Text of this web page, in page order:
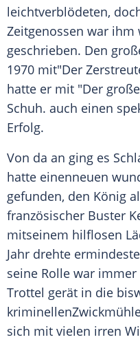
leichtverblödeten,
Zeitgenossen war ihm
geschrieben. Den
1970 mit"Der
hatte er mit "Der
Schuh. auch einen
Erfolg.
Von da an ging es
hatte einenneuen
gefunden, den König
französischer Buster
mitseinem hilflosen
Jahr drehte
seine Rolle war
Trottel gerät in die
sich mit vielen irren